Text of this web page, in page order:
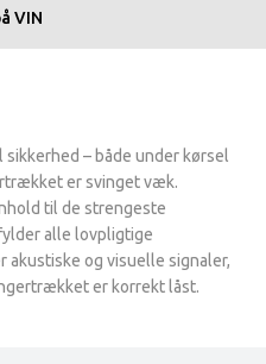
VIN
sikkerhed – både under kørsel
er svinget væk.
til de strengeste
alle lovpligtige
akustiske og visuelle signaler,
er korrekt låst.